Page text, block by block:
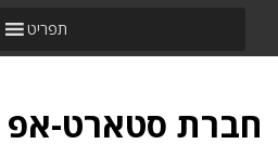
תפריט
חברת סטארט-אפ